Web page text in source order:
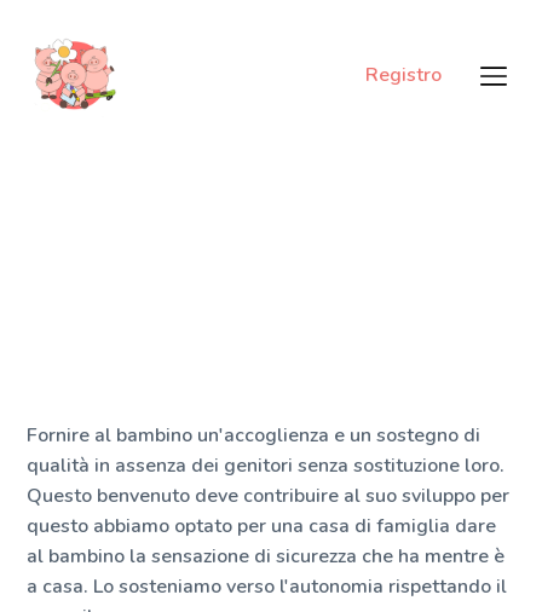
Registro
Fornire al bambino un'accoglienza e un sostegno di
qualità in assenza dei genitori senza sostituzione loro.
Questo benvenuto deve contribuire al suo sviluppo per
questo abbiamo optato per una casa di famiglia dare
al bambino la sensazione di sicurezza che ha mentre è
a casa. Lo sosteniamo verso l'autonomia rispettando il